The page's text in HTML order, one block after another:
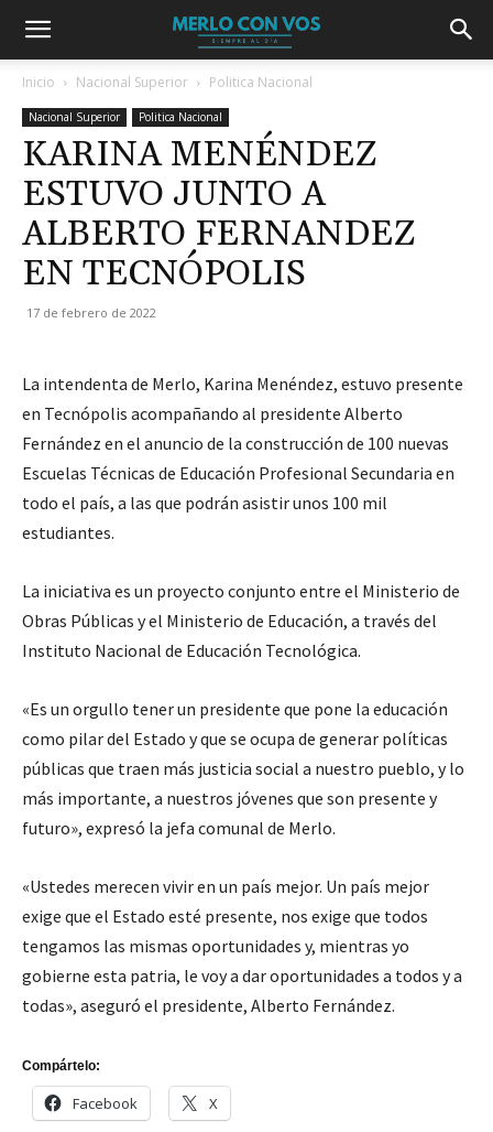
Inicio Nacional Superior Politica Nacional
Nacional Superior Politica Nacional
KARINA MENÉNDEZ
ESTUVO JUNTO A
ALBERTO FERNANDEZ
EN TECNÓPOLIS
17 de febrero de 2022
La intendenta de Merlo, Karina Menéndez, estuvo presente
en Tecnópolis acompañando al presidente Alberto
Fernández en el anuncio de la construcción de 100 nuevas
Escuelas Técnicas de Educación Profesional Secundaria en
todo el país, a las que podrán asistir unos 100 mil
estudiantes.
La iniciativa es un proyecto conjunto entre el Ministerio de
Obras Públicas y el Ministerio de Educación, a través del
Instituto Nacional de Educación Tecnológica.
«Es un orgullo tener un presidente que pone la educación
como pilar del Estado y que se ocupa de generar políticas
públicas que traen más justicia social a nuestro pueblo, y lo
más importante, a nuestros jóvenes que son presente y
futuro», expresó la jefa comunal de Merlo.
«Ustedes merecen vivir en un país mejor. Un país mejor
exige que el Estado esté presente, nos exige que todos
tengamos las mismas oportunidades y, mientras yo
gobierne esta patria, le voy a dar oportunidades a todos y a
todas», aseguró el presidente, Alberto Fernández.
Compártelo:
Facebook X